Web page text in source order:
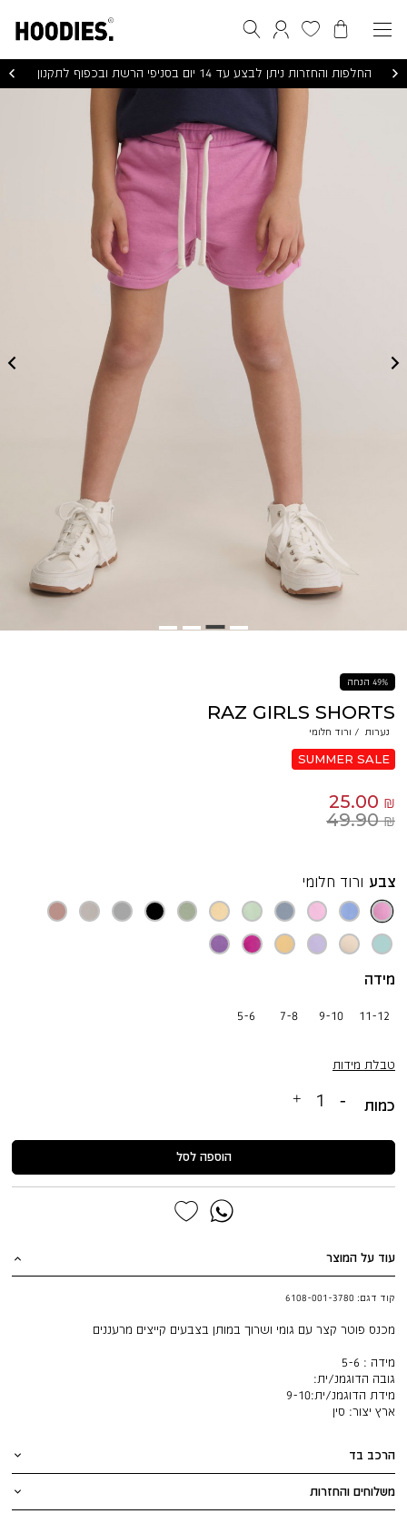
הסל שליהמועדפים שליהתחברות / הרשמה
חיפוש
החלפות והחזרות ניתן לבצע עד 14 יום בסניפי הרשת ובכפוף לתקנון
RAZ
SHORTS
49% הנחה
RAZ GIRLS SHORTS
נערות / ורוד חלומי
SUMMER SALE
25.00 ₪
49.90 ₪
צבע ורוד חלומי
ורוד
חלומי
תכלת
סגלגל
ורוד
סוכריות
תכלת
ערפילי
ירוק
מאצ’ה
צהוב
פסטל
ירוק
פיסטוק
שחור
אפור
מלאנג'
חול
חדש
ערפל
ורוד
מנטה
קפואה
טאפיוקהסגול
חבצלת
פאפאיהפוקסיה
מרענן
סגול
ענבים
מידה
5-6 7-8 9-10 11-12
טבלת מידות
כמות
הוספה לסל
עוד על המוצר
הרכב בד
משלוחים והחזרות
קוד דגם: 6108-001-3780
מכנס פוטר קצר עם גומי ושרוך במותן בצבעים קייצים מרעננים
מידה : 5-6
גובה הדוגמנ/ית:
9-10מידת הדוגמנ/ית:
ארץ יצור: סין